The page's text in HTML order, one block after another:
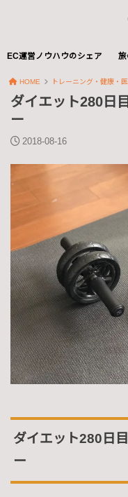
EC運営ノウハウのシェア
HOME トレーニング・健康・
ダイエット280日
ー
2018-08-16
ダイエット280日
ー